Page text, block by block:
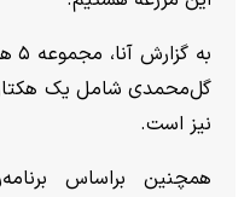
گل‌محمدی شامل یک
نیز است.
همچنین براساس